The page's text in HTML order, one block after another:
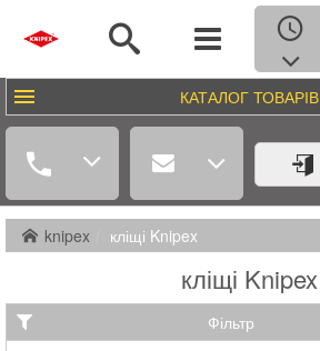
КАТАЛОГ ТОВАРІВ
knipex кліщі Knipex
кліщі Knipex
Фільтр